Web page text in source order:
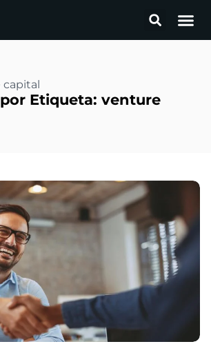
Etiqueta: venture